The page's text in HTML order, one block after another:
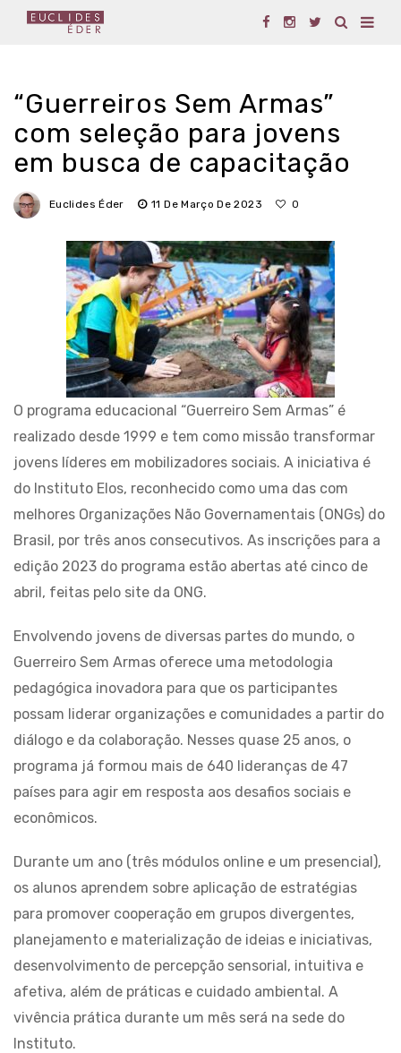
“Guerreiros Sem Armas”
com seleção para jovens
em busca de capacitação
Euclides Éder 11 De Março De 2023 0
O programa educacional “Guerreiro Sem Armas” é
realizado desde 1999 e tem como missão transformar
jovens líderes em mobilizadores sociais. A iniciativa é
do Instituto Elos, reconhecido como uma das com
melhores Organizações Não Governamentais (ONGs) do
Brasil, por três anos consecutivos. As inscrições para a
edição 2023 do programa estão abertas até cinco de
abril, feitas pelo site da ONG.
Envolvendo jovens de diversas partes do mundo, o
Guerreiro Sem Armas oferece uma metodologia
pedagógica inovadora para que os participantes
possam liderar organizações e comunidades a partir do
diálogo e da colaboração. Nesses quase 25 anos, o
programa já formou mais de 640 lideranças de 47
países para agir em resposta aos desafios sociais e
econômicos.
Durante um ano (três módulos online e um presencial),
os alunos aprendem sobre aplicação de estratégias
para promover cooperação em grupos divergentes,
planejamento e materialização de ideias e iniciativas,
desenvolvimento de percepção sensorial, intuitiva e
afetiva, além de práticas e cuidado ambiental. A
vivência prática durante um mês será na sede do
Instituto.